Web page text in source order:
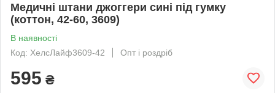
Медичні штани джоггери сині під гумку
(коттон, 42-60, 3609)
В наявності
Код: ХелсЛайф3609-42
Опт і роздріб
595 ₴